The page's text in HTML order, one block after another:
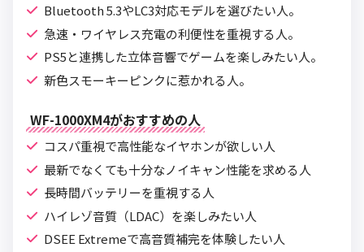
Bluetooth 5.3やLC3対応モデルを選びたい人。
急速・ワイヤレス充電の利便性を重視する人。
PS5と連携した立体音響でゲームを楽しみたい人。
新色スモーキーピンクに惹かれる人。
WF-1000XM4がおすすめの人
コスパ重視で高性能なイヤホンが欲しい人
最新でなくても十分なノイキャン性能を求める人
長時間バッテリーを重視する人
ハイレゾ音質（LDAC）を楽しみたい人
DSEE Extremeで高音質補完を体験したい人